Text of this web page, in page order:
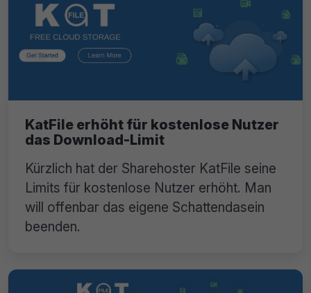
KatFile erhöht für kostenlose Nutzer
das Download-Limit
Kürzlich hat der Sharehoster KatFile seine
Limits für kostenlose Nutzer erhöht. Man
will offenbar das eigene Schattendasein
beenden.